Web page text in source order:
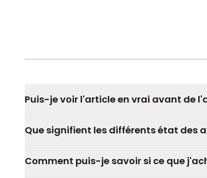
Puis-je voir l'article en vrai avant de
Que signifient les différents état des
Comment puis-je savoir si ce que